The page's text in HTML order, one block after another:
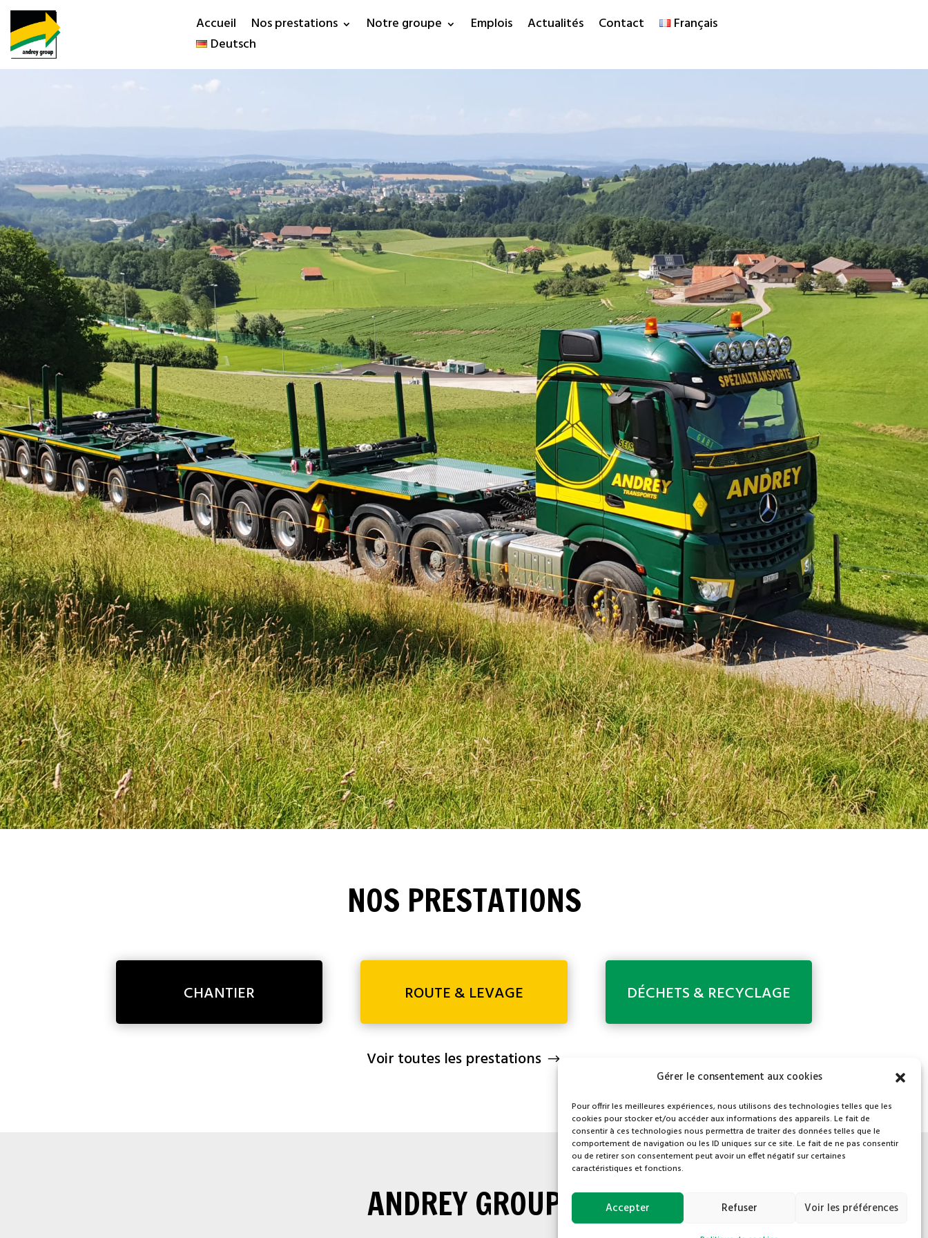
Gérer le consentement aux cookies
Pour offrir les meilleures expériences, nous utilisons des technologies telles que les
cookies pour stocker et/ou accéder aux informations des appareils. Le fait de
consentir à ces technologies nous permettra de traiter des données telles que le
comportement de navigation ou les ID uniques sur ce site. Le fait de ne pas consentir
ou de retirer son consentement peut avoir un effet négatif sur certaines
caractéristiques et fonctions.
Accepter Refuser Voir les préférences
Accueil Nos prestations Notre groupe Emplois Actualités Contact
Français
Deutsch
NOS PRESTATIONS
CHANTIER ROUTE & LEVAGE DÉCHETS & RECYCLAGE
Voir toutes les prestations
ANDREYGROUP